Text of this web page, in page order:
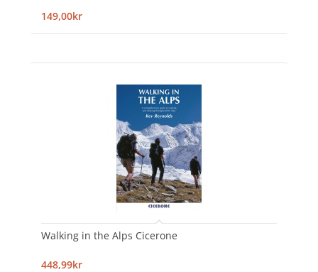
149,00kr
Walking in the Alps Cicerone
448,99kr